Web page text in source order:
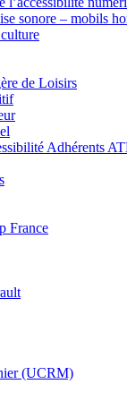
sonore – mobils
de Loisirs
Adhérents
France
(UCRM)